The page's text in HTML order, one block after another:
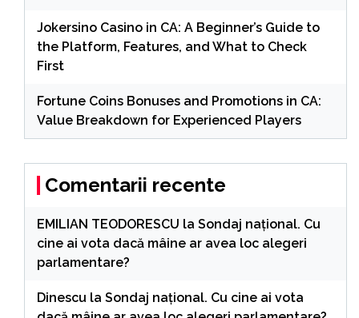
Jokersino Casino in CA: A Beginner’s Guide to
the Platform, Features, and What to Check
First
Fortune Coins Bonuses and Promotions in CA:
Value Breakdown for Experienced Players
Comentarii recente
EMILIAN TEODORESCU la Sondaj național. Cu
cine ai vota dacă mâine ar avea loc alegeri
parlamentare?
Dinescu la Sondaj național. Cu cine ai vota